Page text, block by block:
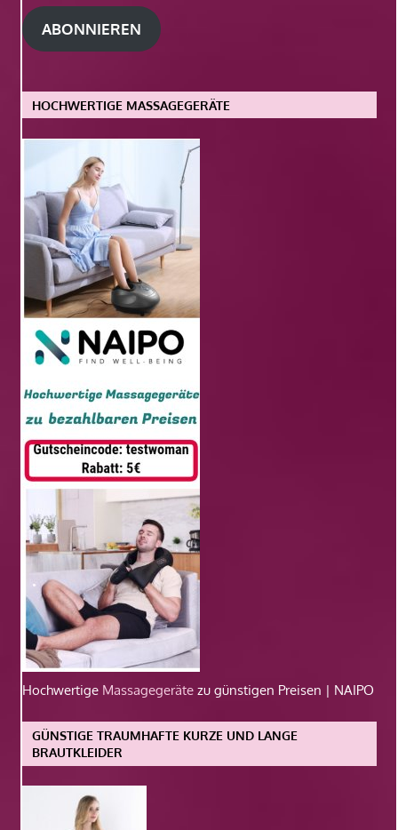
Adresse
ABONNIEREN
HOCHWERTIGE MASSAGEGERÄTE
Hochwertige Massagegeräte zu günstigen Preisen | NAIPO
GÜNSTIGE TRAUMHAFTE KURZE UND LANGE
BRAUTKLEIDER